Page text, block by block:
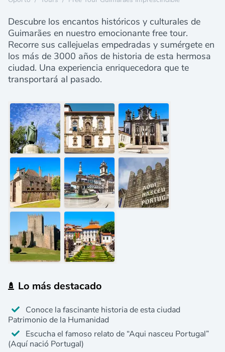
Descubre los encantos históricos y culturales de
Guimarães en nuestro emocionante free tour.
Recorre sus callejuelas empedradas y sumérgete en
los más de 3000 años de historia de esta hermosa
ciudad. Una experiencia enriquecedora que te
transportará al pasado.
Lo más destacado
Conoce la fascinante historia de esta ciudad
Patrimonio de la Humanidad
Escucha el famoso relato de “Aqui nasceu Portugal”
(Aquí nació Portugal)